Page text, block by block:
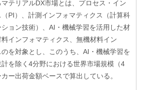
テリアルDX市場とは、プロセス・イン
PI）、計測インフォマティクス（計算科
ョン技術）、AI・機械学習を活用した材
インフォマティクス、無機材料イン
を対象とし、このうち、AI・機械学習を
を除く4分野における世界市場規模（4
ー出荷金額ベースで算出している。